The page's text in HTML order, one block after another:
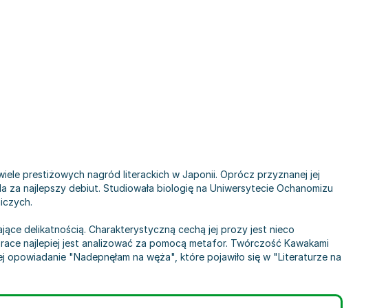
prestiżowych nagród literackich w Japonii. Oprócz przyznanej jej
najlepszy debiut. Studiowała biologię na Uniwersytecie Ochanomizu
delikatnością. Charakterystyczną cechą jej prozy jest nieco
najlepiej jest analizować za pomocą metafor. Twórczość Kawakami
"Nadepnęłam na węża", które pojawiło się w "Literaturze na